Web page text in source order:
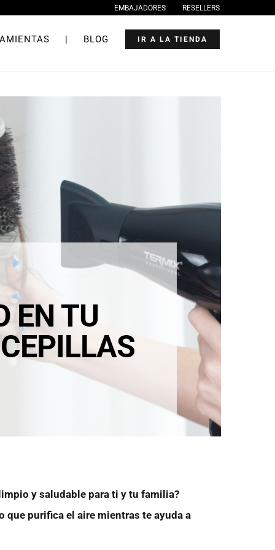
EMBAJADORES RESELLERS
| BLOG IR A LA TIENDA
EN TU
y saludable para ti y tu familia?
purifica el aire mientras te ayuda a